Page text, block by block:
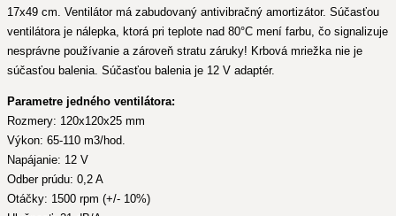
17x49 cm. Ventilátor má zabudovaný antivibračný amortizátor. Súčasťou
ventilátora je nálepka, ktorá pri teplote nad 80°C mení farbu, čo signalizuje
nesprávne používanie a zároveň stratu záruky! Krbová mriežka nie je
súčasťou balenia. Súčasťou balenia je 12 V adaptér.
Parametre jedného ventilátora:
Rozmery: 120x120x25 mm
Výkon: 65-110 m3/hod.
Napájanie: 12 V
Odber prúdu: 0,2 A
Otáčky: 1500 rpm (+/- 10%)